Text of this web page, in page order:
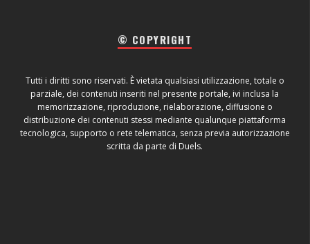
© COPYRIGHT
Tutti i diritti sono riservati. È vietata qualsiasi utilizzazione, totale o
parziale, dei contenuti inseriti nel presente portale, ivi inclusa la
memorizzazione, riproduzione, rielaborazione, diffusione o
distribuzione dei contenuti stessi mediante qualunque piattaforma
tecnologica, supporto o rete telematica, senza previa autorizzazione
scritta da parte di Duels.